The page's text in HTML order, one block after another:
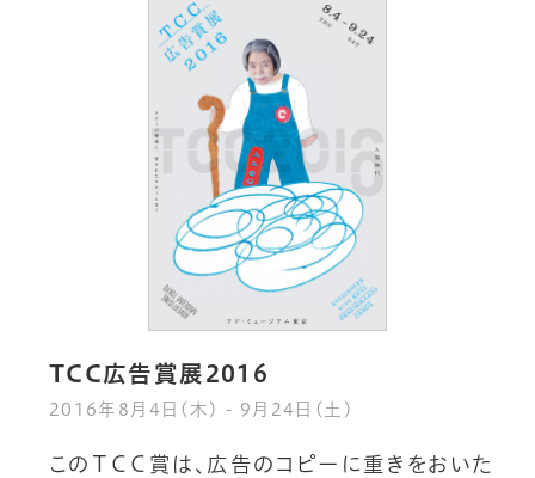
TCC広告賞展2016
2016年8月4日(木) - 9月24日(土)
この Ｔ Ｃ Ｃ 賞 は、 広告のコ ピー に重き をお いた